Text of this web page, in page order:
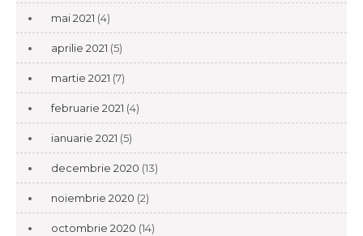
mai 2021 (4)
aprilie 2021 (5)
martie 2021 (7)
februarie 2021 (4)
ianuarie 2021 (5)
decembrie 2020 (13)
noiembrie 2020 (2)
octombrie 2020 (14)